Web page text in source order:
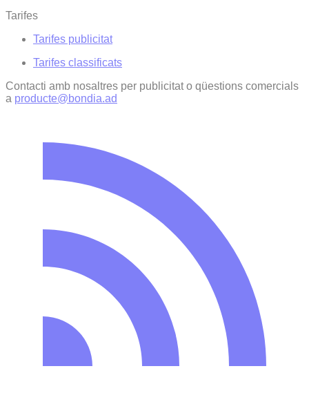
Tarifes
Tarifes publicitat
Tarifes classificats
Contacti amb nosaltres per publicitat o qüestions comercials
a producte@bondia.ad